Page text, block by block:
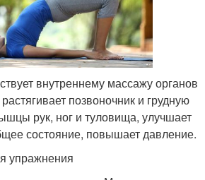
внутреннему массажу органов
позвоночник и грудную
рук, ног и туловища, улучшает
состояние, повышает давление.
упражнения